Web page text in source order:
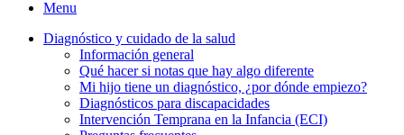
Menu
Diagnóstico y cuidado de la salud
Información general
Qué hacer si notas que hay algo diferente
Mi hijo tiene un diagnóstico, ¿por dónde empiezo?
Diagnósticos para discapacidades
Intervención Temprana en la Infancia (ECI)